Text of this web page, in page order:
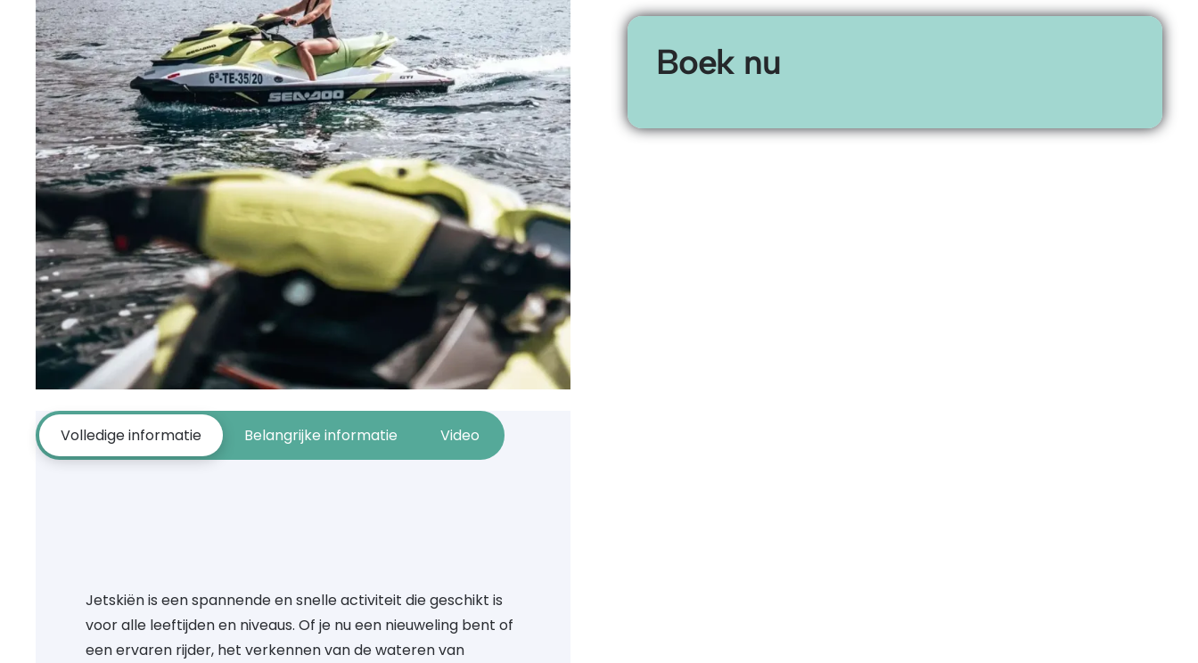
Volledige informatie Belangrijke informatie Video
Jetskiën is een spannende en snelle activiteit die geschikt is
voor alle leeftijden en niveaus. Of je nu een nieuweling bent of
een ervaren rijder, het verkennen van de wateren van
Boek nu